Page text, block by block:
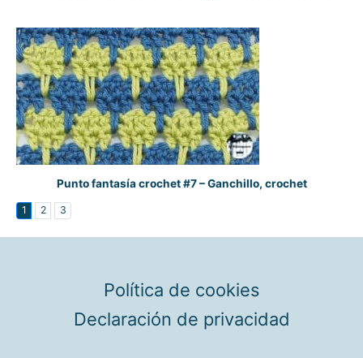
Punto fantasía crochet #7 – Ganchillo, crochet
1 2 3
Política de cookies
Declaración de privacidad